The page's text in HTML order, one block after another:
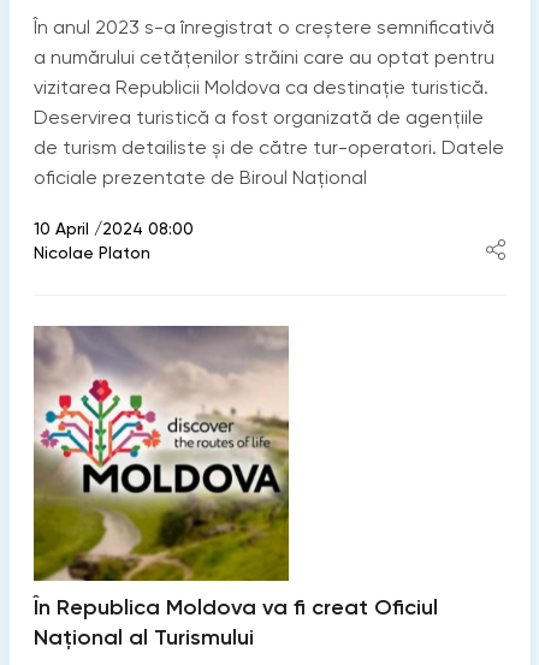
În anul 2023 s-a înregistrat o creștere semnificativă
a numărului cetățenilor străini care au optat pentru
vizitarea Republicii Moldova ca destinație turistică.
Deservirea turistică a fost organizată de agențiile
de turism detailiste și de către tur-operatori. Datele
oficiale prezentate de Biroul Național
10 April /2024 08:00
Nicolae Platon
În Republica Moldova va fi creat Oficiul
Național al Turismului